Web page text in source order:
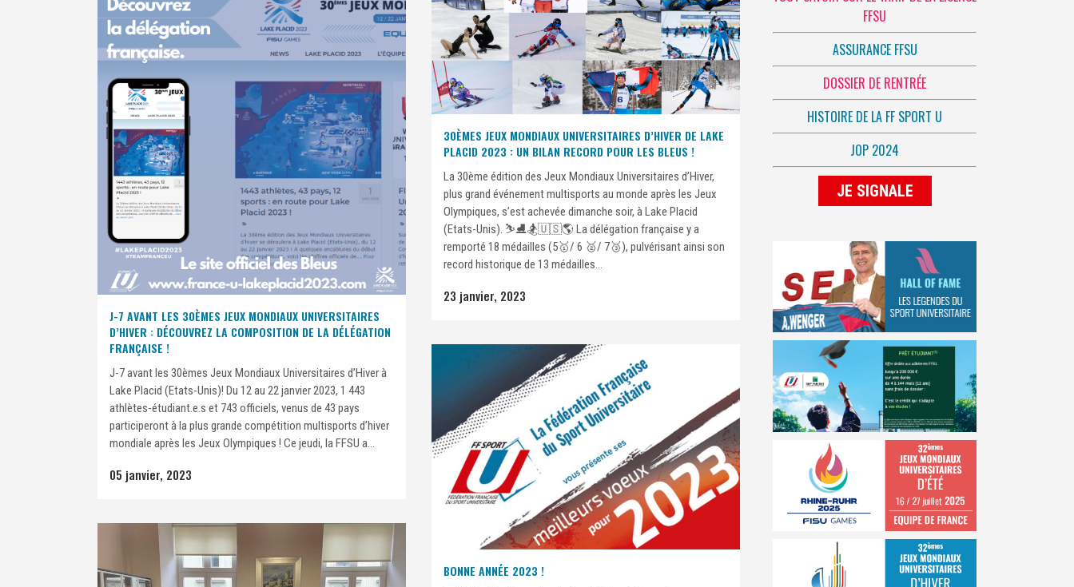
30ÈMES JEUX MONDIAUX UNIVERSITAIRES D’HIVER DE LAKE
PLACID 2023 : UN BILAN RECORD POUR LES BLEUS !
La 30ème édition des Jeux Mondiaux Universitaires d’Hiver,
plus grand événement multisports au monde après les Jeux
Olympiques, s’est achevée dimanche soir, à Lake Placid
(Etats-Unis). ⛷️⛸️🏂🇺🇸🌎 La délégation française y a
remporté 18 médailles (5🥇/ 6 🥈/ 7🥉), pulvérisant ainsi son
record historique de 13 médailles...
23 janvier, 2023
J-7 AVANT LES 30ÈMES JEUX MONDIAUX UNIVERSITAIRES
D’HIVER : DÉCOUVREZ LA COMPOSITION DE LA DÉLÉGATION
FRANÇAISE !
J-7 avant les 30èmes Jeux Mondiaux Universitaires d’Hiver à
Lake Placid (Etats-Unis)! Du 12 au 22 janvier 2023, 1 443
athlètes-étudiant.e.s et 743 officiels, venus de 43 pays
participeront à la plus grande compétition multisports d’hiver
mondiale après les Jeux Olympiques ! Ce jeudi, la FFSU a...
05 janvier, 2023
BONNE ANNÉE 2023 !
FFSU
ASSURANCE FFSU
DOSSIER DE RENTRÉE
HISTOIRE DE LA FF SPORT U
JOP 2024
JE SIGNALE